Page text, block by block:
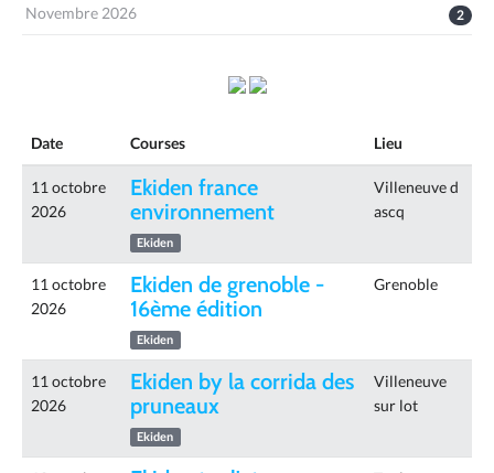
2
Novembre 2026
Date Courses Lieu
11 octobre
2026
Ekiden france
environnement
Ekiden
Villeneuve d
ascq
11 octobre
2026
Ekiden de grenoble -
16ème édition
Ekiden
Grenoble
11 octobre
2026
Ekiden by la corrida des
pruneaux
Ekiden
Villeneuve
sur lot